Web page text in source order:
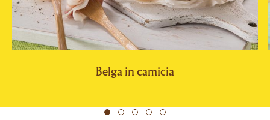
Belga in camicia